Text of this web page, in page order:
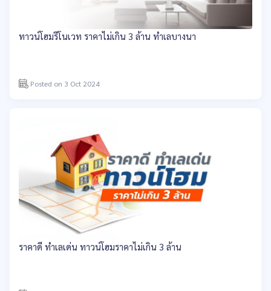
ทาวน์โฮมรีโนเวท ราคาไม่เกิน 3 ล้าน ทำเลบางนา
Posted on 3 Oct 2024
ราคาดี ทำเลเด่น ทาวน์โฮมราคาไม่เกิน 3 ล้าน